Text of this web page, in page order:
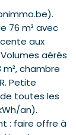
76 m² avec
aux
aérés
m², chambre
Petite
de toutes les
an).
: faire offre à